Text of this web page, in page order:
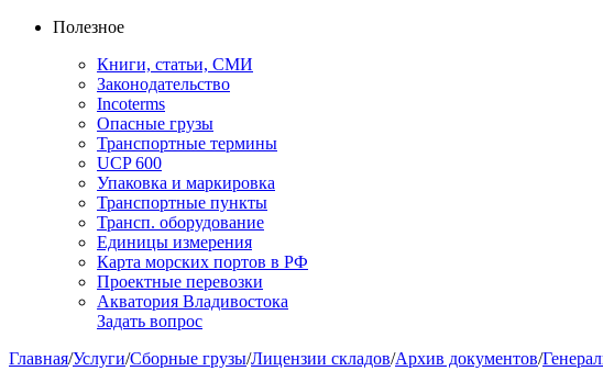
Полезное
Книги, статьи, СМИ
Законодательство
Incoterms
Опасные грузы
Транспортные термины
UCP 600
Упаковка и маркировка
Транспортные пункты
Трансп. оборудование
Единицы измерения
Карта морских портов в РФ
Проектные перевозки
Акватория Владивостока
Задать вопрос
Главная/Услуги/Сборные грузы/Лицензии складов/Архив документов/